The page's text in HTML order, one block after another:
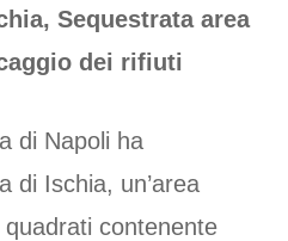
Sequestrata area
dei rifiuti
di Napoli ha
di Ischia, un’area
contenente